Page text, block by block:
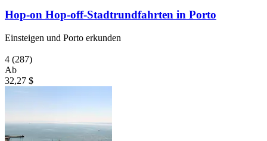
Hop-on Hop-off-Stadtrundfahrten in Porto
Einsteigen und Porto erkunden
4 (287)
Ab
32,27 $